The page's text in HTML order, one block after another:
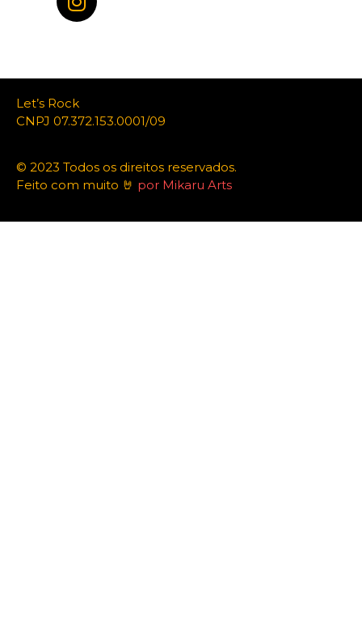
Let’s Rock
CNPJ 07.372.153.0001/09
© 2023 Todos os direitos reservados.
Feito com muito 🤘 por Mikaru Arts